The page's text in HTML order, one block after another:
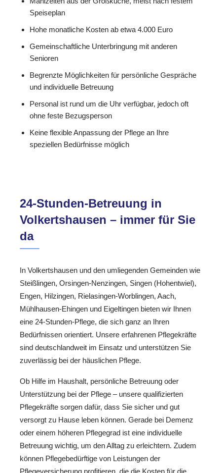
Speiseplan
Hohe monatliche Kosten ab etwa 4.000 Euro
Gemeinschaftliche Unterbringung mit anderen
Senioren
Begrenzte Möglichkeiten für persönliche Gespräche
und individuelle Betreuung
Personal ist rund um die Uhr verfügbar, jedoch oft
ohne feste Bezugsperson
Keine flexible Anpassung der Pflege an Ihre
speziellen Bedürfnisse möglich
24-Stunden-Betreuung in
Volkertshausen – immer für Sie
da
In Volkertshausen und den umliegenden Gemeinden wie
Steißlingen, Orsingen-Nenzingen, Singen (Hohentwiel),
Engen, Hilzingen, Rielasingen-Worblingen, Aach,
Mühlhausen-Ehingen und Eigeltingen bieten wir Ihnen
eine 24-Stunden-Pflege, die sich ganz an Ihren
Bedürfnissen orientiert. Unsere erfahrenen Pflegekräfte
sind deutschlandweit im Einsatz und unterstützen Sie
zuverlässig bei der häuslichen Pflege.
Ob Hilfe im Haushalt, persönliche Betreuung oder
Unterstützung bei der Pflege – unsere qualifizierten
Pflegekräfte sorgen dafür, dass Sie sicher und gut
versorgt zu Hause leben können. Gerade bei Demenz
oder einem höheren Pflegegrad ist eine individuelle
Betreuung wichtig, um den Alltag zu erleichtern. Zudem
können Pflegebedürftige von Leistungen der
Pflegeversicherung profitieren, die die Kosten für die